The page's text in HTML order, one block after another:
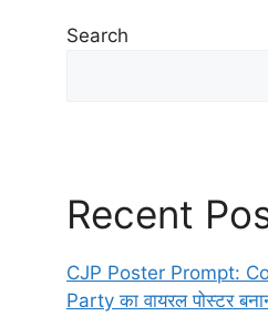
Search
Recent
CJP Poster Prompt:
Party का वायरल पोस्टर